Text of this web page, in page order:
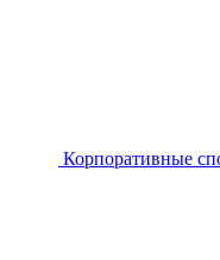
Корпоративные